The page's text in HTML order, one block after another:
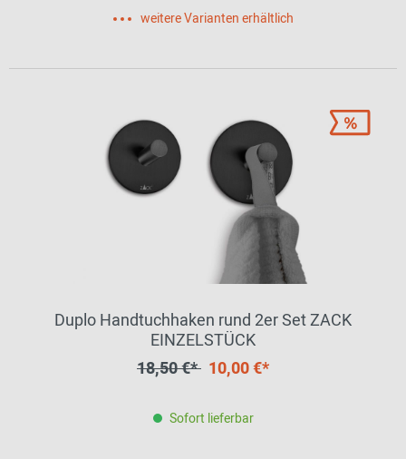
weitere Varianten erhältlich
Duplo Handtuchhaken rund 2er Set ZACK
EINZELSTÜCK
18,50 €* 10,00 €*
Sofort lieferbar